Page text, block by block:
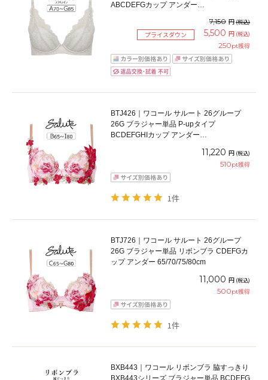
ABCDEFGカップ アンダー
7,150 円(税込)
プライスダウン 5,500 円 (税込)
250pt獲得
BTJ426｜ワコール サルート 26グループ
26G ブラジャー単品 P-upタイプ
BCDEFGHIカップ アンダー
11,220 円 (税込)
510pt獲得
1件
BTJ726｜ワコール サルート 26グループ
26G ブラジャー単品 リボンブラ CDEFGカ
ップ アンダー 65/70/75/80cm
11,000 円 (税込)
500pt獲得
1件
BXB443｜ワコール リボンブラ 脇すっきり
BXB443シリーズ ブラジャー単品 BCDEFG